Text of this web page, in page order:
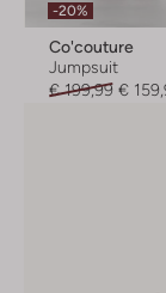
-20%
Co'couture
Jumpsuit
€ 199,99 €